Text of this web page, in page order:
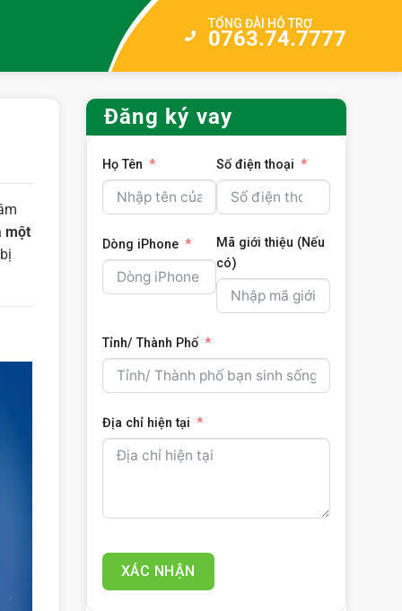
TỔNG ĐÀI HỖ TRỢ
0763.74.7777
một
Đăng ký vay
Họ Tên Số điện thoại
Dòng iPhone
Mã giới thiệu (Nếu
có)
Tỉnh/ Thành Phố
Địa chỉ hiện tại
XÁC NHẬN